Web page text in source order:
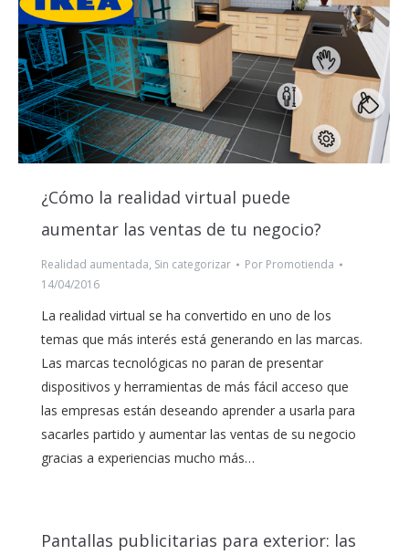
¿Cómo la realidad virtual puede
aumentar las ventas de tu negocio?
Realidad aumentada, Sin categorizar Por Promotienda
14/04/2016
La realidad virtual se ha convertido en uno de los
temas que más interés está generando en las marcas.
Las marcas tecnológicas no paran de presentar
dispositivos y herramientas de más fácil acceso que
las empresas están deseando aprender a usarla para
sacarles partido y aumentar las ventas de su negocio
gracias a experiencias mucho más…
Pantallas publicitarias para exterior: las